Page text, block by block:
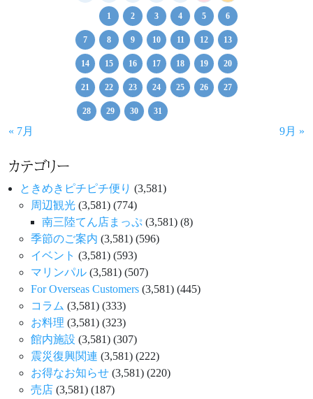
1 2 3 4 5 6
7 8 9 10 11 12 13
14 15 16 17 18 19 20
21 22 23 24 25 26 27
28 29 30 31
« 7月 9月 »
カテゴリー
ときめきピチピチ便り (3,581)
周辺観光 (3,581) (774)
南三陸てん店まっぷ (3,581) (8)
季節のご案内 (3,581) (596)
イベント (3,581) (593)
マリンパル (3,581) (507)
For Overseas Customers (3,581) (445)
コラム (3,581) (333)
お料理 (3,581) (323)
館内施設 (3,581) (307)
震災復興関連 (3,581) (222)
お得なお知らせ (3,581) (220)
売店 (3,581) (187)